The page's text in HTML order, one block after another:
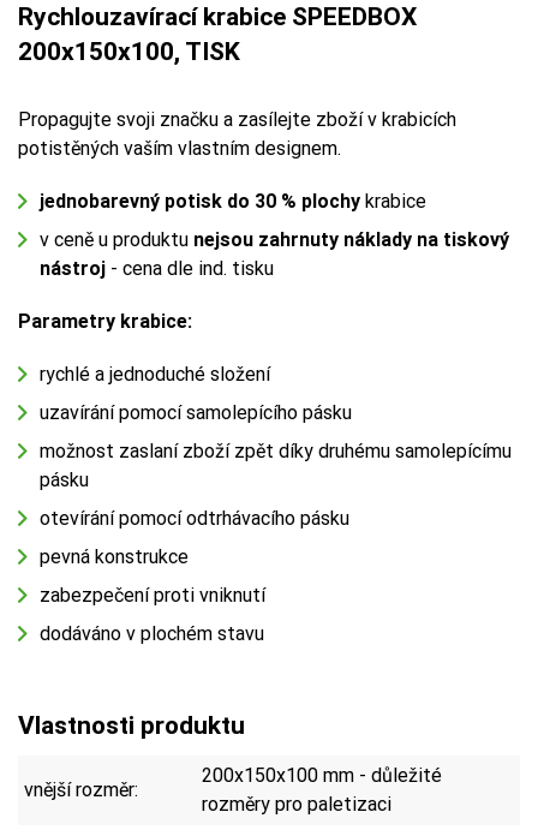
Rychlouzavírací krabice SPEEDBOX
200x150x100, TISK
Propagujte svoji značku a zasílejte zboží v krabicích
potistěných vaším vlastním designem.
jednobarevný potisk do 30 % plochy krabice
v ceně u produktu nejsou zahrnuty náklady na tiskový
nástroj - cena dle ind. tisku
Parametry krabice:
rychlé a jednoduché složení
uzavírání pomocí samolepícího pásku
možnost zaslaní zboží zpět díky druhému samolepícímu
pásku
otevírání pomocí odtrhávacího pásku
pevná konstrukce
zabezpečení proti vniknutí
dodáváno v plochém stavu
Vlastnosti produktu
vnější rozměr:
200x150x100 mm - důležité
rozměry pro paletizaci